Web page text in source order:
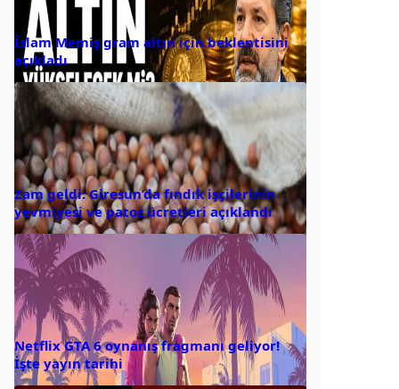
İslam Memiş gram altın için beklentisini
açıkladı
Zam geldi: Giresun’da fındık işçilerinin
yevmiyesi ve patoz ücretleri açıklandı
Netflix GTA 6 oynanış fragmanı geliyor!
İşte yayın tarihi